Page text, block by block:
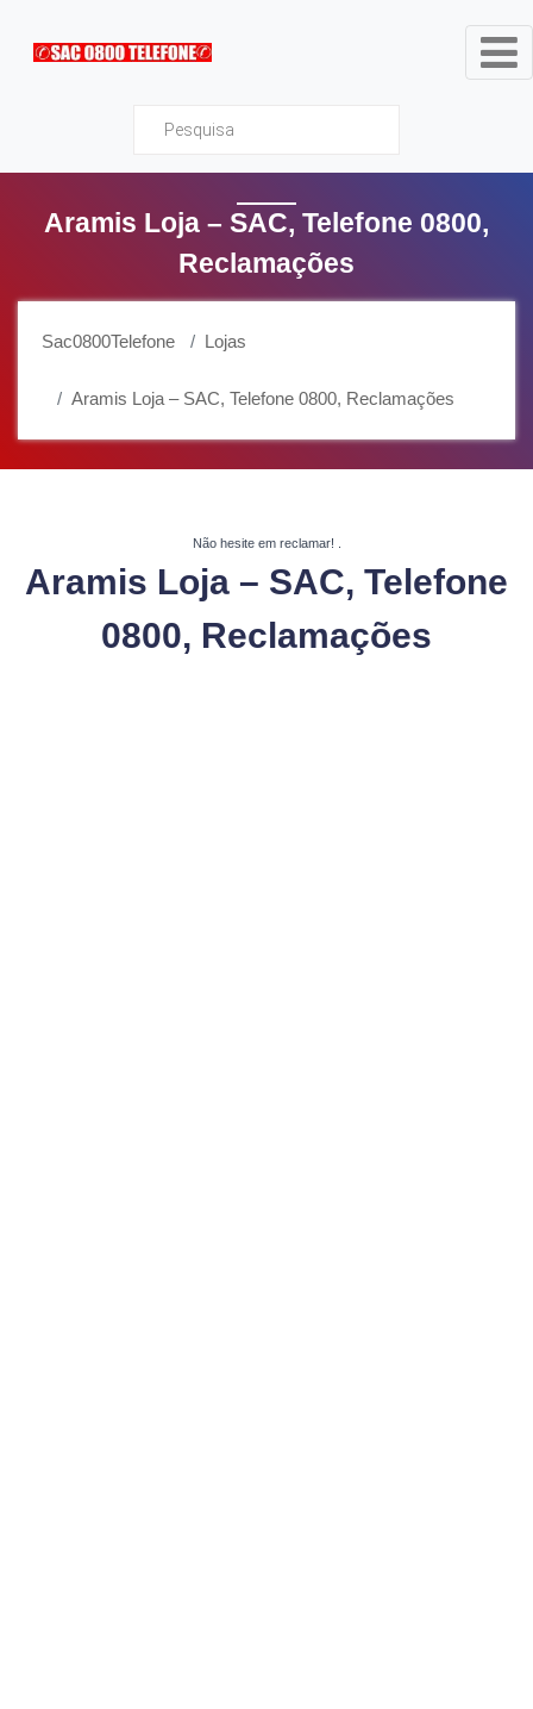
Sac0800Telefone
Aramis Loja – SAC, Telefone 0800,
Reclamações
Sac0800Telefone Lojas
Aramis Loja – SAC, Telefone 0800, Reclamações
Não hesite em reclamar!
Aramis Loja – SAC, Telefone
0800, Reclamações